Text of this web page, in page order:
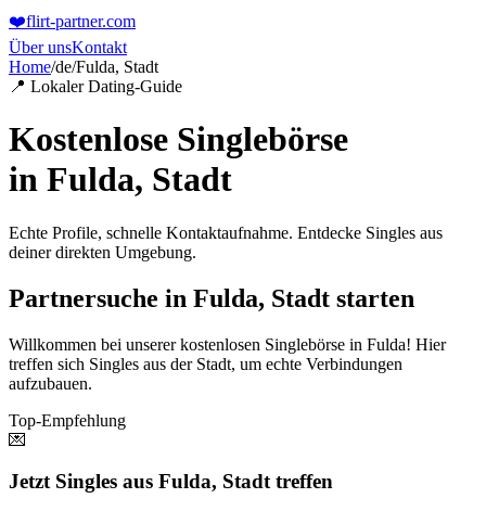
❤️flirt-partner.com
Über unsKontakt
Home/de/Fulda, Stadt
📍 Lokaler Dating-Guide
Kostenlose Singlebörse
in Fulda, Stadt
Echte Profile, schnelle Kontaktaufnahme. Entdecke Singles aus
deiner direkten Umgebung.
Partnersuche in Fulda, Stadt starten
Willkommen bei unserer kostenlosen Singlebörse in Fulda! Hier
treffen sich Singles aus der Stadt, um echte Verbindungen
aufzubauen.
Top-Empfehlung
💌
Jetzt Singles aus Fulda, Stadt treffen